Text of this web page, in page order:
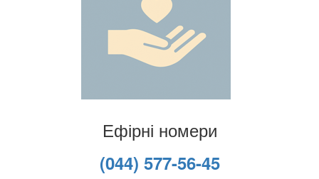
Ефірні номери
(044) 577-56-45